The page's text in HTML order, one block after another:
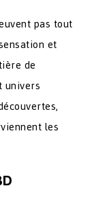
pas tout
et
de
univers
les